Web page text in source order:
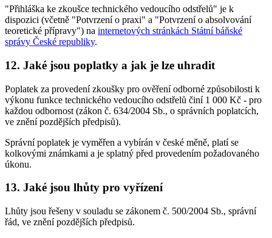
"Přihláška ke zkoušce technického vedoucího odstřelů" je k
dispozici (včetně "Potvrzení o praxi" a "Potvrzení o absolvování
teoretické přípravy") na internetových stránkách Státní báňské
správy České republiky.
12. Jaké jsou poplatky a jak je lze uhradit
Poplatek za provedení zkoušky pro ověření odborné způsobilosti k
výkonu funkce technického vedoucího odstřelů činí 1 000 Kč - pro
každou odbornost (zákon č. 634/2004 Sb., o správních poplatcích,
ve znění pozdějších předpisů).
Správní poplatek je vyměřen a vybírán v české měně, platí se
kolkovými známkami a je splatný před provedením požadovaného
úkonu.
13. Jaké jsou lhůty pro vyřízení
Lhůty jsou řešeny v souladu se zákonem č. 500/2004 Sb., správní
řád, ve znění pozdějších předpisů.